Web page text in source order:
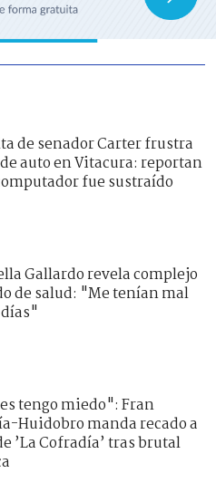
de senador Carter frustra
auto en Vitacura: reportan
fue sustraído
Gallardo revela complejo
de salud: "Me tenían mal
tengo miedo": Fran
Huidobro manda recado a
’La Cofradía’ tras brutal